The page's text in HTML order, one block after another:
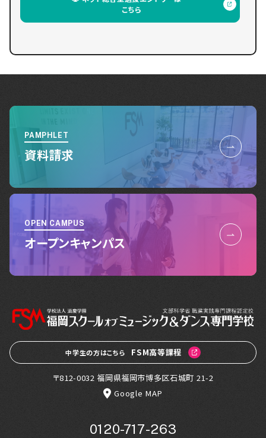
こちら
PAMPHLET
資料請求
OPEN CAMPUS
オープンキャンパス
中学生の方はこちら FSM高等課程
〒812-0032 福岡県福岡市博多区石城町 21-2
Google MAP
0120-717-263